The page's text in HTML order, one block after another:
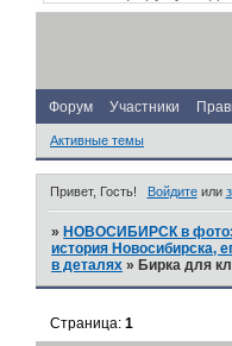
Форум Участники
Активные темы
Привет, Гость! Войдитеили
» НОВОСИБИРСК в
история Новосибирска,
в деталях » Бирка для
Страница:1